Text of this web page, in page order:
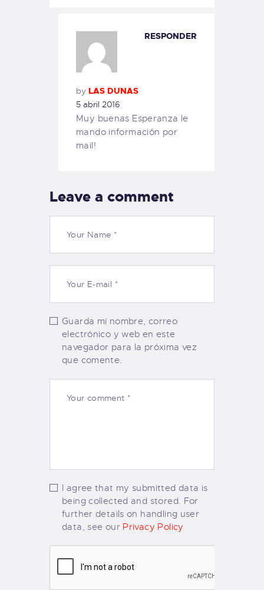
by LAS DUNAS
5 abril 2016
Muy buenas Esperanza le
mando información por
mail!
RESPONDER
Leave a comment
Guarda mi nombre, correo
electrónico y web en este
navegador para la próxima vez
que comente.
I agree that my submitted data is
being collected and stored. For
further details on handling user
data, see our Privacy Policy